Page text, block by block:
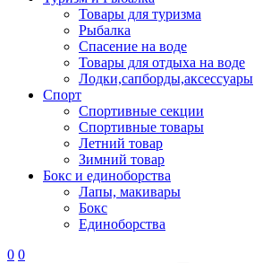
Товары для туризма
Рыбалка
Спасение на воде
Товары для отдыха на воде
Лодки,сапборды,аксессуары
Спорт
Спортивные секции
Спортивные товары
Летний товар
Зимний товар
Бокс и единоборства
Лапы, макивары
Бокс
Единоборства
0 0